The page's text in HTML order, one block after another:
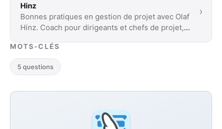
Hinz
Bonnes pratiques en gestion de projet avec Olaf
Hinz. Coach pour dirigeants et chefs de projet, il
›
MOTS-CLÉS
5 questions